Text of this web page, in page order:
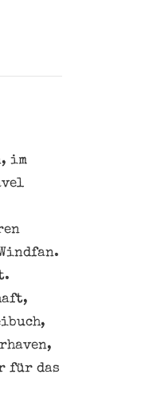
im
für das